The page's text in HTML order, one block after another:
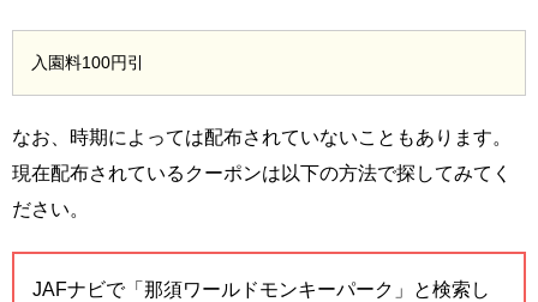
入園料100円引
なお、時期によっては配布されていないこともあります。
現在配布されているクーポンは以下の方法で探してみてく
ださい。
JAFナビで「那須ワールドモンキーパーク」と検索し